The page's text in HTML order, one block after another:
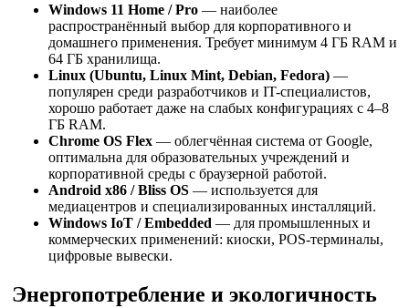
Windows 11 Home / Pro — наиболее
распространённый выбор для корпоративного и
домашнего применения. Требует минимум 4 ГБ RAM и
64 ГБ хранилища.
Linux (Ubuntu, Linux Mint, Debian, Fedora) —
популярен среди разработчиков и IT-специалистов,
хорошо работает даже на слабых конфигурациях с 4–8
ГБ RAM.
Chrome OS Flex — облегчённая система от Google,
оптимальна для образовательных учреждений и
корпоративной среды с браузерной работой.
Android x86 / Bliss OS — используется для
медиацентров и специализированных инсталляций.
Windows IoT / Embedded — для промышленных и
коммерческих применений: киоски, POS-терминалы,
цифровые вывески.
Энергопотребление и экологичность